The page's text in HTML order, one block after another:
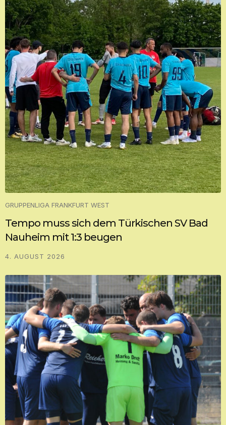
GRUPPENLIGA FRANKFURT WEST
Tempo muss sich dem Türkischen SV Bad
Nauheim mit 1:3 beugen
4. AUGUST 2026